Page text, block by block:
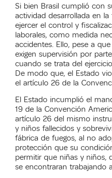
Si bien Brasil cumplió con
actividad desarrollada en
ejercer el control y
laborales, como medida
accidentes. Ello, pese a
exigen supervisión por
cuando se trata del
De modo que, el Estado
el artículo 26 de la
El Estado incumplió el
19 de la Convención
artículo 26 del mismo
y niños fallecidos y
fábrica de fuegos, al no
protección que su
permitir que niñas y niños,
se encontraran trabajando